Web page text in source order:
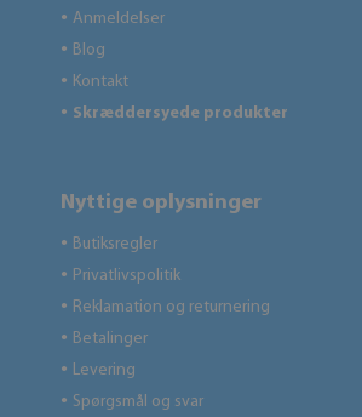
● Anmeldelser
● Blog
● Kontakt
● Skræddersyede produkter
Nyttige oplysninger
● Butiksregler
● Privatlivspolitik
● Reklamation og returnering
● Betalinger
● Levering
● Spørgsmål og svar